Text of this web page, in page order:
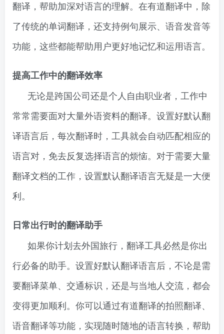
翻译，帮助加深对语言的理解。在有道翻译中，除
了传统的单词翻译，还支持例句展示、语音发音等
功能，这些都能帮助用户更好地记忆和运用语言。
提高工作中的翻译效率
无论是跨国公司还是个人自由职业者，工作中
常常需要面对大量外语资料的翻译。设置好默认翻
译语言后，每次翻译时，工具就会自动匹配相应的
语言对，免去反复选择语言的烦恼。对于需要大量
翻译文档的工作，设置默认翻译语言无疑是一大便
利。
日常出行时的翻译助手
如果你计划去外国旅行，翻译工具必然是你出
行必备的助手。设置好默认翻译语言后，不论是需
要翻译菜单、交通标识，还是与当地人交流，都会
变得更加顺利。你可以通过有道翻译的拍照翻译、
语音翻译等功能，实现随时随地的语言转换，帮助